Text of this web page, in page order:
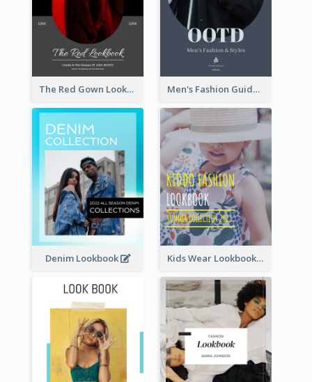
The Red Gown Lookbook Men's Fashion Guide Lookbook
Denim Lookbook Kids Wear Lookbook